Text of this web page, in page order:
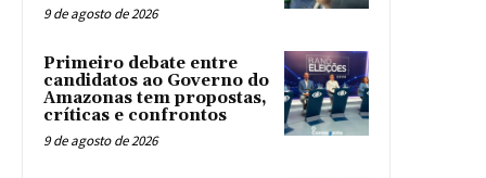
9 de agosto de 2026
Primeiro debate entre
candidatos ao Governo do
Amazonas tem propostas,
críticas e confrontos
9 de agosto de 2026